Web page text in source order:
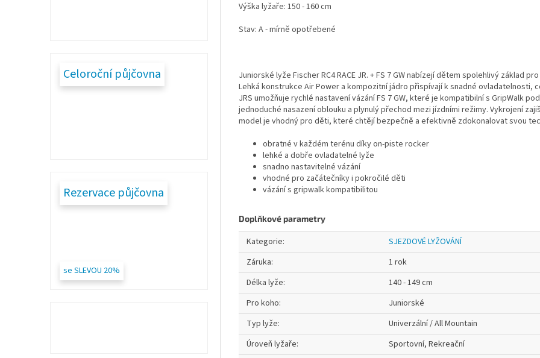
Celoroční půjčovna
Rezervace půjčovna
se SLEVOU 20%
Výška lyžaře: 150 - 160 cm
Stav: A - mírně opotřebené
Juniorské lyže Fischer RC4 RACE JR. + FS 7 GW nabízejí dětem spolehlivý základ
Lehká konstrukce Air Power a kompozitní jádro přispívají k snadné ovladatelnosti,
JRS umožňuje rychlé nastavení vázání FS 7 GW, které je kompatibilní s GripWalk
jednoduché nasazení oblouku a plynulý přechod mezi jízdními režimy. Vykrojení
model je vhodný pro děti, které chtějí bezpečně a efektivně zdokonalovat svou
obratné v každém terénu díky on-piste rocker
lehké a dobře ovladatelné lyže
snadno nastavitelné vázání
vhodné pro začátečníky i pokročilé děti
vázání s gripwalk kompatibilitou
Doplňkové parametry
Kategorie:
SJEZDOVÉ LYŽOVÁNÍ
Záruka:
1 rok
Délka lyže:
140 - 149 cm
Pro koho:
Juniorské
Typ lyže:
Univerzální / All Mountain
Úroveň lyžaře:
Sportovní, Rekreační